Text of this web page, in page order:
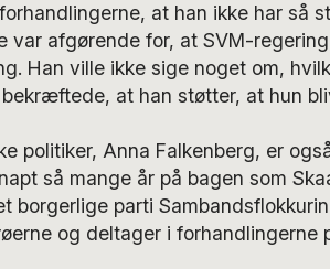
at han ikke har så
var afgørende for, at SVM-
Han ville ikke sige noget om,
at han støtter, at hun
politiker, Anna Falkenberg, er
så mange år på bagen som
borgerlige parti
og deltager i forhandlingerne